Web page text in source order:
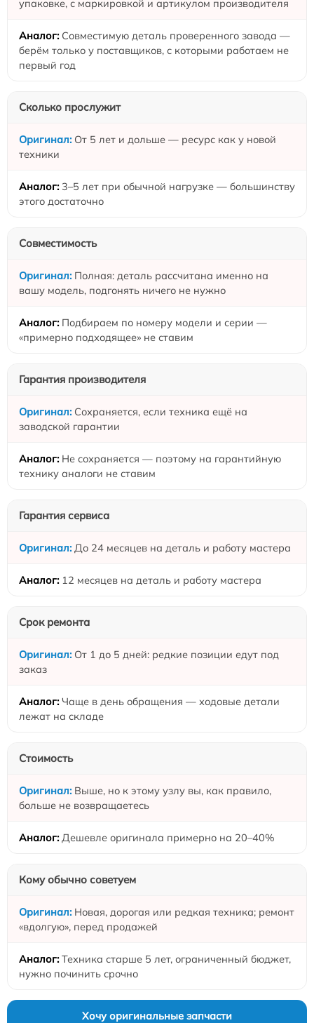
упаковке, с маркировкой и артикулом производителя
Совместимую деталь проверенного завода —
берём только у поставщиков, с которыми работаем не
первый год
Сколько прослужит
От 5 лет и дольше — ресурс как у новой
техники
3–5 лет при обычной нагрузке — большинству
этого достаточно
Совместимость
Полная: деталь рассчитана именно на
вашу модель, подгонять ничего не нужно
Подбираем по номеру модели и серии —
«примерно подходящее» не ставим
Гарантия производителя
Сохраняется, если техника ещё на
заводской гарантии
Не сохраняется — поэтому на гарантийную
технику аналоги не ставим
Гарантия сервиса
До 24 месяцев на деталь и работу мастера
12 месяцев на деталь и работу мастера
Срок ремонта
От 1 до 5 дней: редкие позиции едут под
заказ
Чаще в день обращения — ходовые детали
лежат на складе
Стоимость
Выше, но к этому узлу вы, как правило,
больше не возвращаетесь
Дешевле оригинала примерно на 20–40%
Кому обычно советуем
Новая, дорогая или редкая техника; ремонт
«вдолгую», перед продажей
Техника старше 5 лет, ограниченный бюджет,
нужно починить срочно
Хочу оригинальные запчасти